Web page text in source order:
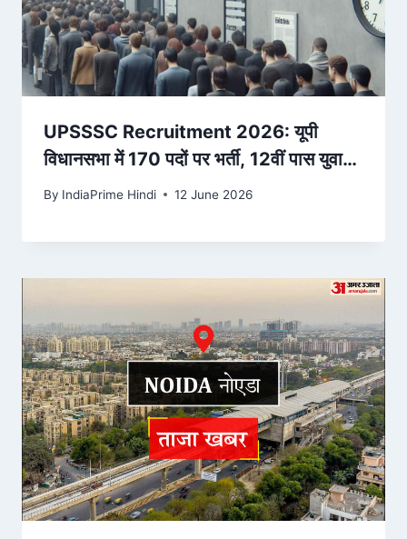
UPSSSC Recruitment 2026: यूपी
विधानसभा में 170 पदों पर भर्ती, 12वीं पास युवाओं
के लिए सुनहरा मौका – ABP News
By IndiaPrime Hindi 12 June 2026